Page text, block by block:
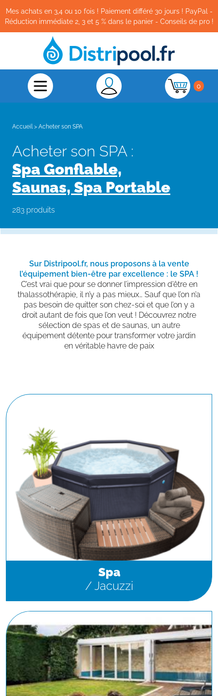
Mes achats en 3,4 ou 10 fois ! Paiement différé 30 jours ! PayPal -
Réduction immédiate 2, 3 et 5 % dans le panier - Conseils de pro !
0
Accueil > Acheter son SPA
Acheter son SPA :
Spa Gonflable,
Saunas, Spa Portable
283 produits
Sur Distripool.fr, nous proposons à la vente
l’équipement bien-être par excellence : le SPA !
C’est vrai que pour se donner l’impression d’être en
thalassothérapie, il n’y a pas mieux… Sauf que l’on n’a
pas besoin de quitter son chez-soi et que l’on y a
droit autant de fois que l’on veut ! Découvrez notre
sélection de spas et de saunas, un autre
équipement détente pour transformer votre jardin
en véritable havre de paix
Spa
/ Jacuzzi